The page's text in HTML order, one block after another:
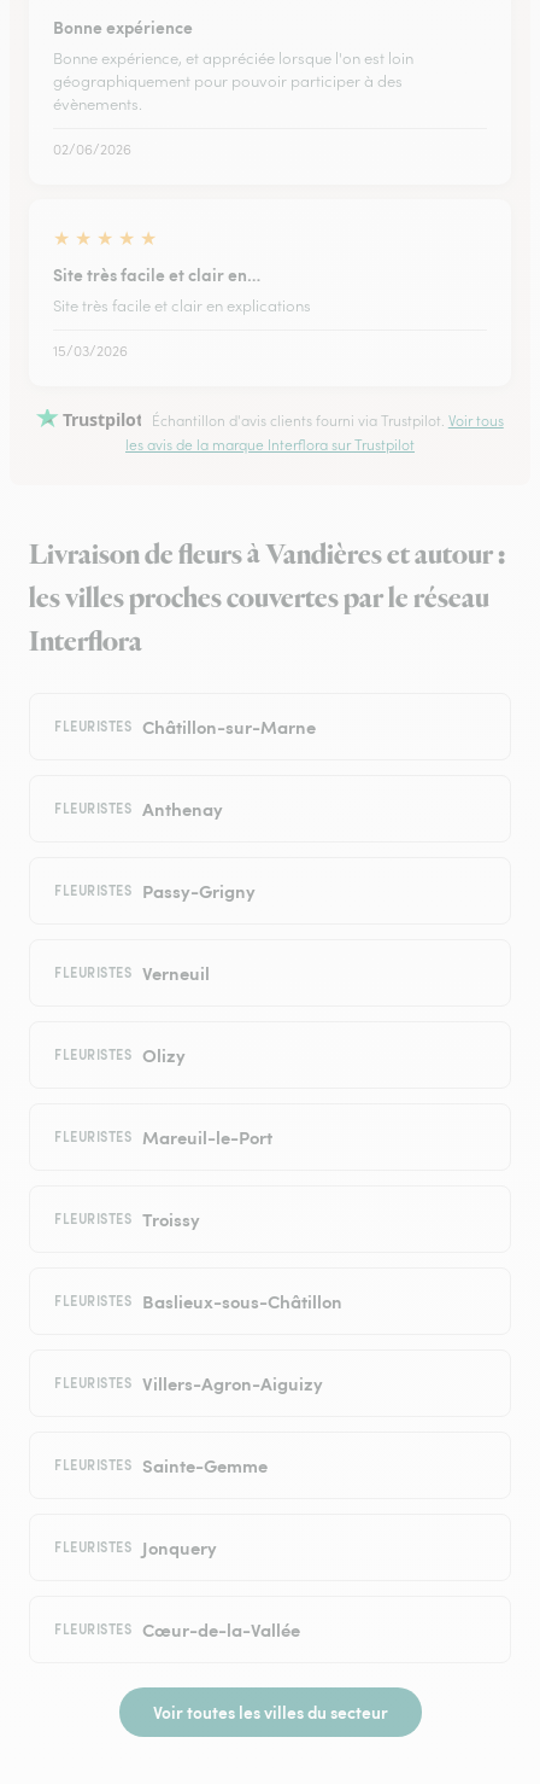
Bonne expérience
Bonne expérience, et appréciée lorsque l'on est loin
géographiquement pour pouvoir participer à des
évènements.
02/06/2026
★ ★ ★ ★ ★
Site très facile et clair en…
Site très facile et clair en explications
15/03/2026
Trustpilot Échantillon d'avis clients fourni via Trustpilot. Voir tous
les avis de la marque Interflora sur Trustpilot
Livraison de fleurs à Vandières et autour :
les villes proches couvertes par le réseau
Interflora
FLEURISTES Châtillon-sur-Marne
FLEURISTES Anthenay
FLEURISTES Passy-Grigny
FLEURISTES Verneuil
FLEURISTES Olizy
FLEURISTES Mareuil-le-Port
FLEURISTES Troissy
FLEURISTES Baslieux-sous-Châtillon
FLEURISTES Villers-Agron-Aiguizy
FLEURISTES Sainte-Gemme
FLEURISTES Jonquery
FLEURISTES Cœur-de-la-Vallée
Voir toutes les villes du secteur